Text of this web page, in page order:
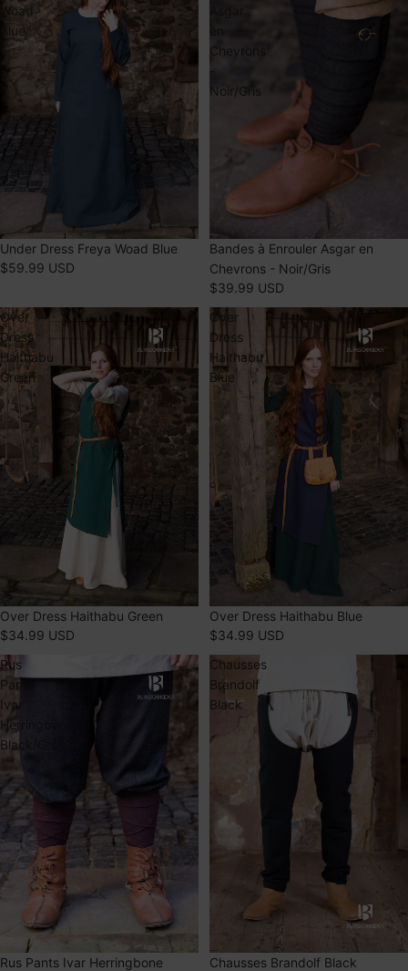
Woad
Blue
Under Dress Freya Woad Blue
$59.99 USD
Chevrons
-
Noir/Gris
Bandes à Enrouler Asgar en
Chevrons - Noir/Gris
$39.99 USD
Over
Dress
Haithabu
Green
ÉPUISÉ
Over Dress Haithabu Green
$34.99 USD
Over
Dress
Haithabu
Blue
ÉPUISÉ
Over Dress Haithabu Blue
$34.99 USD
Rus
Pants
Ivar
Herringbone
Black/Grey
Rus Pants Ivar Herringbone
Chausses
Brandolf
Black
Chausses Brandolf Black